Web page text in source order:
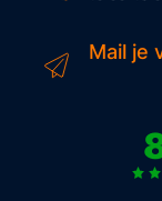
Mail je